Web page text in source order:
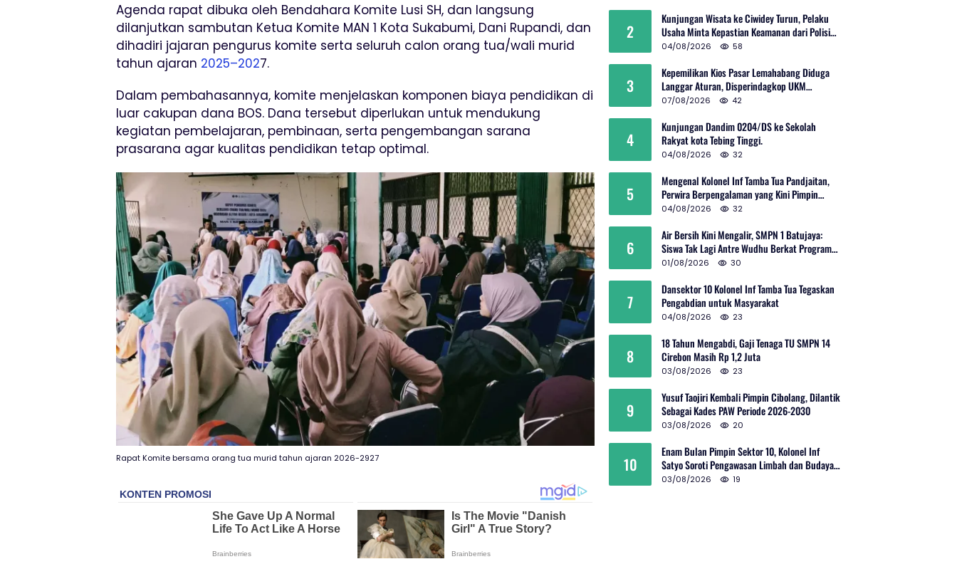
Agenda rapat dibuka oleh Bendahara Komite Lusi SH, dan langsung
dilanjutkan sambutan Ketua Komite MAN 1 Kota Sukabumi, Dani Rupandi, dan
dihadiri jajaran pengurus komite serta seluruh calon orang tua/wali murid
tahun ajaran 2025–2027.
Dalam pembahasannya, komite menjelaskan komponen biaya pendidikan di
luar cakupan dana BOS. Dana tersebut diperlukan untuk mendukung
kegiatan pembelajaran, pembinaan, serta pengembangan sarana
prasarana agar kualitas pendidikan tetap optimal.
Rapat Komite bersama orang tua murid tahun ajaran 2026-2927
2
Kunjungan Wisata ke Ciwidey Turun, Pelaku
Usaha Minta Kepastian Keamanan dari Polisi
dan Pemprov Jabar
04/08/2026 58
3
Kepemilikan Kios Pasar Lemahabang Diduga
Langgar Aturan, Disperindagkop UKM
Terkesan Lepas Tangan?
07/08/2026 42
4
Kunjungan Dandim 0204/DS ke Sekolah
Rakyat kota Tebing Tinggi.
04/08/2026 32
5
Mengenal Kolonel Inf Tamba Tua Pandjaitan,
Perwira Berpengalaman yang Kini Pimpin
Sektor 10 Citarum Harum
04/08/2026 32
6
Air Bersih Kini Mengalir, SMPN 1 Batujaya:
Siswa Tak Lagi Antre Wudhu Berkat Program
TNI AD
01/08/2026 30
7
Dansektor 10 Kolonel Inf Tamba Tua Tegaskan
Pengabdian untuk Masyarakat
04/08/2026 23
8
18 Tahun Mengabdi, Gaji Tenaga TU SMPN 14
Cirebon Masih Rp 1,2 Juta
03/08/2026 23
9
Yusuf Taojiri Kembali Pimpin Cibolang, Dilantik
Sebagai Kades PAW Periode 2026-2030
03/08/2026 20
10
Enam Bulan Pimpin Sektor 10, Kolonel Inf
Satyo Soroti Pengawasan Limbah dan Budaya
Kelola Sampah
03/08/2026 19